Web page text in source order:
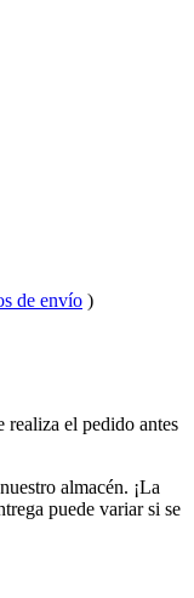
de envío )
realiza el pedido antes
almacén. ¡La
puede variar si se